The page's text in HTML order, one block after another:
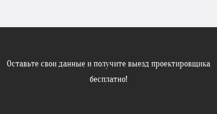
Оставьте свои данные и получите выезд проектировщика
бесплатно!